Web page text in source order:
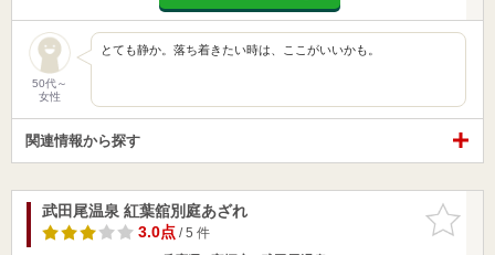
50代～
女性
とても静か。落ち着きたい時は、ここがいいかも。
関連情報から探す
お気に入
りに追加
武田尾温泉 紅葉舘別庭あざれ
3.0点/ 5 件